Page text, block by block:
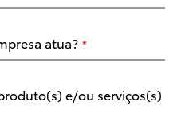
atua? *
e/ou serviços(s)